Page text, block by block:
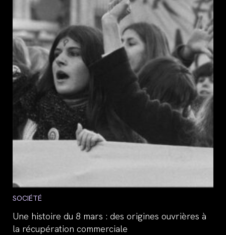
Post
SOCIÉTÉ
Une histoire du 8 mars : des origines ouvrières à
la récupération commerciale